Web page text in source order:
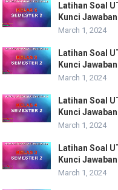
Latihan Soal
Kunci
March 1, 2024
Latihan Soal
Kunci
March 1, 2024
Latihan Soal
Kunci
March 1, 2024
Latihan Soal
Kunci
March 1, 2024